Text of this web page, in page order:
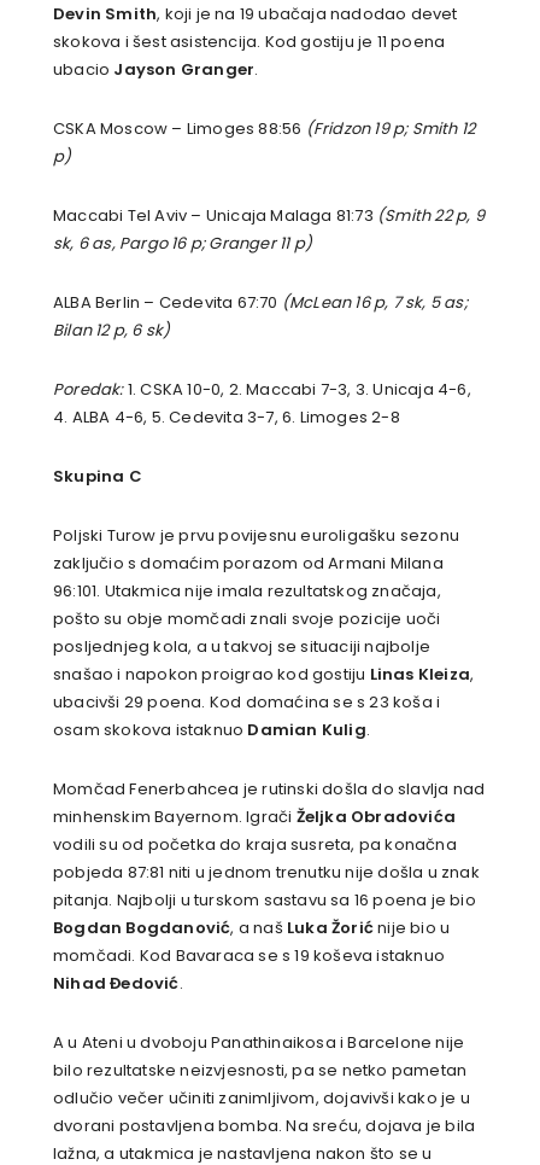
Devin Smith, koji je na 19 ubačaja nadodao devet
skokova i šest asistencija. Kod gostiju je 11 poena
ubacio Jayson Granger.
CSKA Moscow – Limoges 88:56 (Fridzon 19 p; Smith 12
p)
Maccabi Tel Aviv – Unicaja Malaga 81:73 (Smith 22 p, 9
sk, 6 as, Pargo 16 p; Granger 11 p)
ALBA Berlin – Cedevita 67:70 (McLean 16 p, 7 sk, 5 as;
Bilan 12 p, 6 sk)
Poredak:1. CSKA 10-0, 2. Maccabi 7-3, 3. Unicaja 4-6,
4. ALBA 4-6, 5. Cedevita 3-7, 6. Limoges 2-8
Skupina C
Poljski Turow je prvu povijesnu euroligašku sezonu
zaključio s domaćim porazom od Armani Milana
96:101. Utakmica nije imala rezultatskog značaja,
pošto su obje momčadi znali svoje pozicije uoči
posljednjeg kola, a u takvoj se situaciji najbolje
snašao i napokon proigrao kod gostiju Linas Kleiza,
ubacivši 29 poena. Kod domaćina se s 23 koša i
osam skokova istaknuo Damian Kulig.
Momčad Fenerbahcea je rutinski došla do slavlja nad
minhenskim Bayernom. Igrači Željka Obradovića
vodili su od početka do kraja susreta, pa konačna
pobjeda 87:81 niti u jednom trenutku nije došla u znak
pitanja. Najbolji u turskom sastavu sa 16 poena je bio
Bogdan Bogdanović, a naš Luka Žorićnije bio u
momčadi. Kod Bavaraca se s 19 koševa istaknuo
Nihad Đedović.
A u Ateni u dvoboju Panathinaikosa i Barcelone nije
bilo rezultatske neizvjesnosti, pa se netko pametan
odlučio večer učiniti zanimljivom, dojavivši kako je u
dvorani postavljena bomba. Na sreću, dojava je bila
lažna, a utakmica je nastavljena nakon što se u